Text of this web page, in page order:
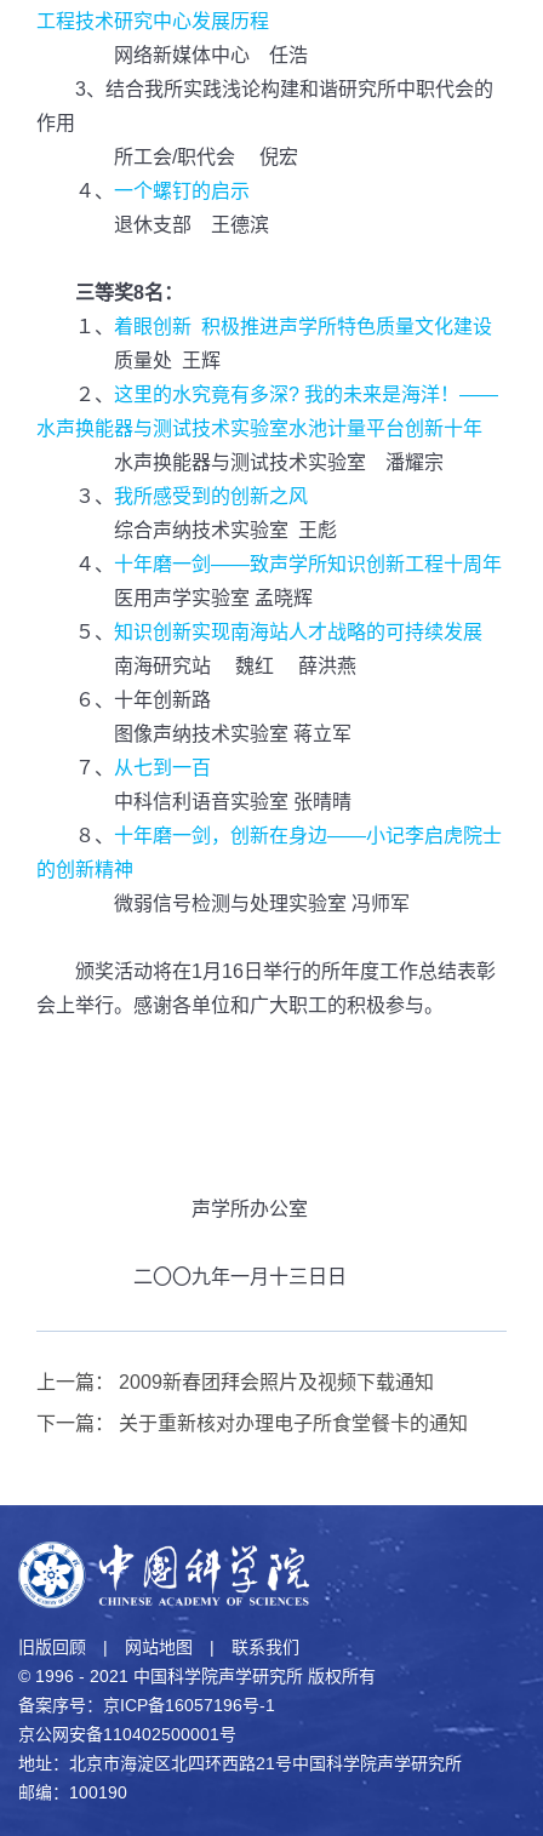
工程技术研究中心发展历程
网络新媒体中心 任浩
3、结合我所实践浅论构建和谐研究所中职代会的
作用
所工会/职代会 倪宏
４、 一个螺钉的启示
退休支部 王德滨
三等奖8名：
１、 着眼创新 积极推进声学所特色质量文化建设
质量处 王辉
２、 这里的水究竟有多深? 我的未来是海洋！——
水声换能器与测试技术实验室水池计量平台创新十年
水声换能器与测试技术实验室 潘耀宗
３、 我所感受到的创新之风
综合声纳技术实验室 王彪
４、 十年磨一剑——致声学所知识创新工程十周年
医用声学实验室 孟晓辉
５、 知识创新实现南海站人才战略的可持续发展
南海研究站 魏红 薛洪燕
６、十年创新路
图像声纳技术实验室 蒋立军
７、
从七到一百
中科信利语音实验室 张晴晴
８、 十年磨一剑，创新在身边——小记李启虎院士
的创新精神
微弱信号检测与处理实验室 冯师军
颁奖活动将在1月16日举行的所年度工作总结表彰
会上举行。感谢各单位和广大职工的积极参与。
声学所办公室
二〇〇九年一月十三日日
上一篇：
2009新春团拜会照片及视频下载通知
下一篇：
关于重新核对办理电子所食堂餐卡的通知
旧版回顾 | 网站地图 |
联系我们
© 1996 - 2021 中国科学院声学研究所 版权所有
备案序号：京ICP备16057196号-1
京公网安备110402500001号
地址：北京市海淀区北四环西路21号中国科学院声学研究所
邮编：100190